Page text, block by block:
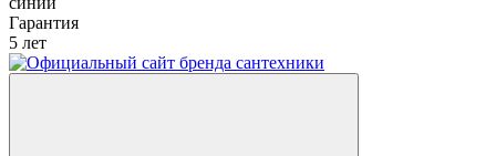
Гарантия
5 лет